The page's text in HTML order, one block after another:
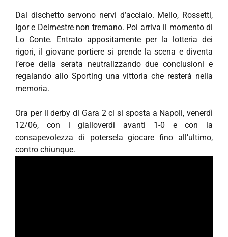
Dal dischetto servono nervi d’acciaio. Mello, Rossetti,
Igor e Delmestre non tremano. Poi arriva il momento di
Lo Conte. Entrato appositamente per la lotteria dei
rigori, il giovane portiere si prende la scena e diventa
l’eroe della serata neutralizzando due conclusioni e
regalando allo Sporting una vittoria che resterà nella
memoria.
Ora per il derby di Gara 2 ci si sposta a Napoli, venerdì
12/06, con i gialloverdi avanti 1-0 e con la
consapevolezza di potersela giocare fino all’ultimo,
contro chiunque.